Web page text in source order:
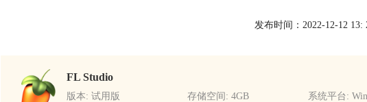
发布时间：2022-12-12 13:
FL Studio
版本: 试用版 存储空间: 4GB
系统平台: